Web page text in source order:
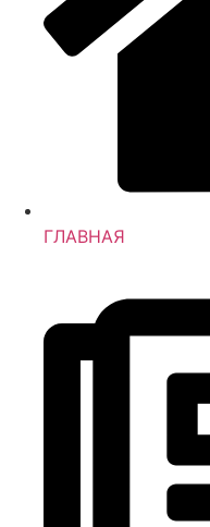
ГЛАВНАЯ